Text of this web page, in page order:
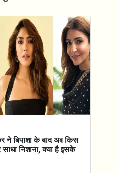
ने बिपाशा के बाद अब किस
निशाना, क्या है इसके